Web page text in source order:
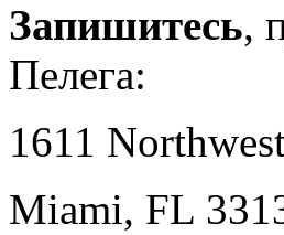
Запишитесь,
Пелега:
1611
Miami, FL